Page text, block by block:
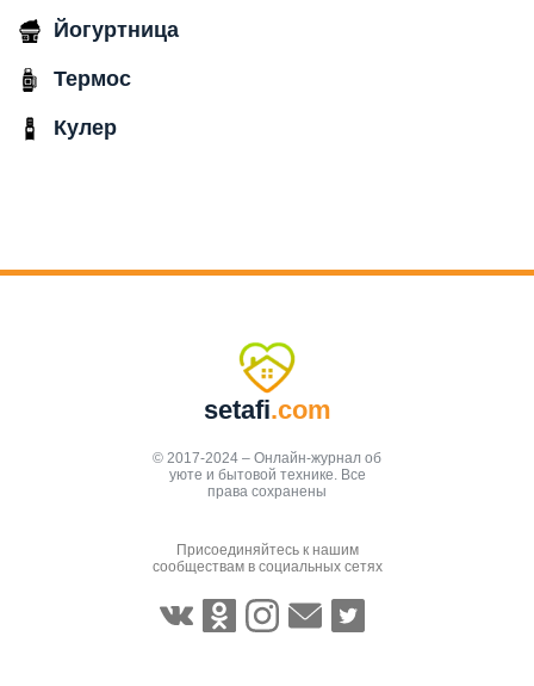
Йогуртница
Термос
Кулер
setafi.com
© 2017-2024 – Онлайн-журнал об
уюте и бытовой технике. Все
права сохранены
Присоединяйтесь к нашим
сообществам в социальных сетях